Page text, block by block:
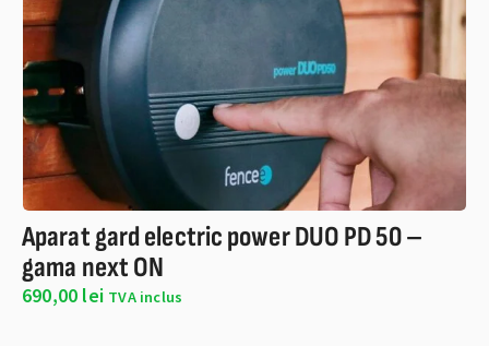
Aparat gard electric power DUO PD 50 –
gama next ON
690,00 lei TVA inclus